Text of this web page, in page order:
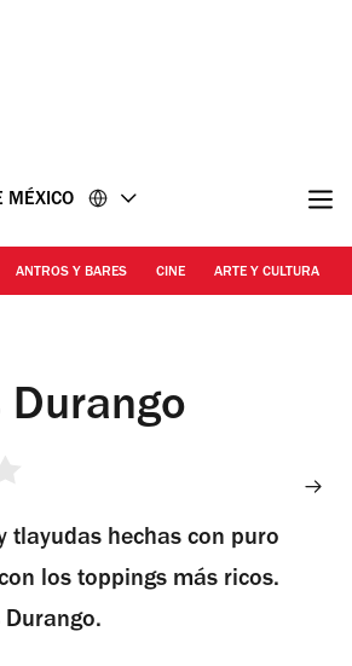
MÉXICO
ANTROS Y BARES CINE ARTE Y CULTURA
Durango
tlayudas hechas con puro
los toppings más ricos.
Durango.